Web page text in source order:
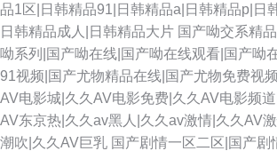
品1区|日韩精品91|日韩精品a|日韩精品p|日
日韩精品成人|日韩精品大片 国产呦交系精
呦系列|国产呦在线|国产呦在线观看|国产呦
91视频|国产尤物精品在线|国产尤物免费视
AV电影城|久久AV电影免费|久久AV电影频
AV东京热|久久av黑人|久久av激情|久久AV
潮吹|久久AV巨乳 国产剧情一区二区|国产剧